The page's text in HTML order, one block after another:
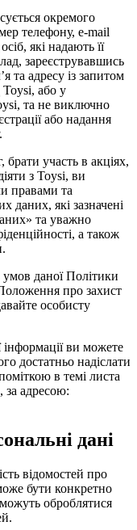
окремого
телефону, e-mail
які надають її
зареєструвавшись
та адресу із запитом
Toysi, або у
та не виключно
або надання
участь в акціях,
з Toysi, ви
правами та
даних, які зазначені
та уважно
а також
даної Політики
про захист
особисту
ви можете
достатньо надіслати
в темі листа
за адресою:
дані
відомостей про
бути конкретно
оброблятися